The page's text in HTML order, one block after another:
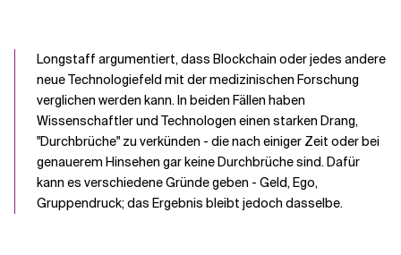
Longstaff argumentiert, dass Blockchain oder jedes andere
neue Technologiefeld mit der medizinischen Forschung
verglichen werden kann. In beiden Fällen haben
Wissenschaftler und Technologen einen starken Drang,
"Durchbrüche" zu verkünden - die nach einiger Zeit oder bei
genauerem Hinsehen gar keine Durchbrüche sind. Dafür
kann es verschiedene Gründe geben - Geld, Ego,
Gruppendruck; das Ergebnis bleibt jedoch dasselbe.